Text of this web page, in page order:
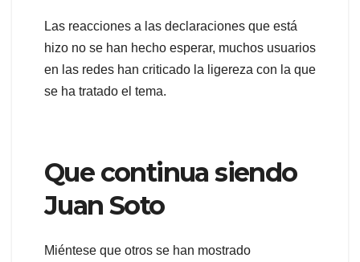
Las reacciones a las declaraciones que está
hizo no se han hecho esperar, muchos usuarios
en las redes han criticado la ligereza con la que
se ha tratado el tema.
Que continua siendo
Juan Soto
Miéntese que otros se han mostrado